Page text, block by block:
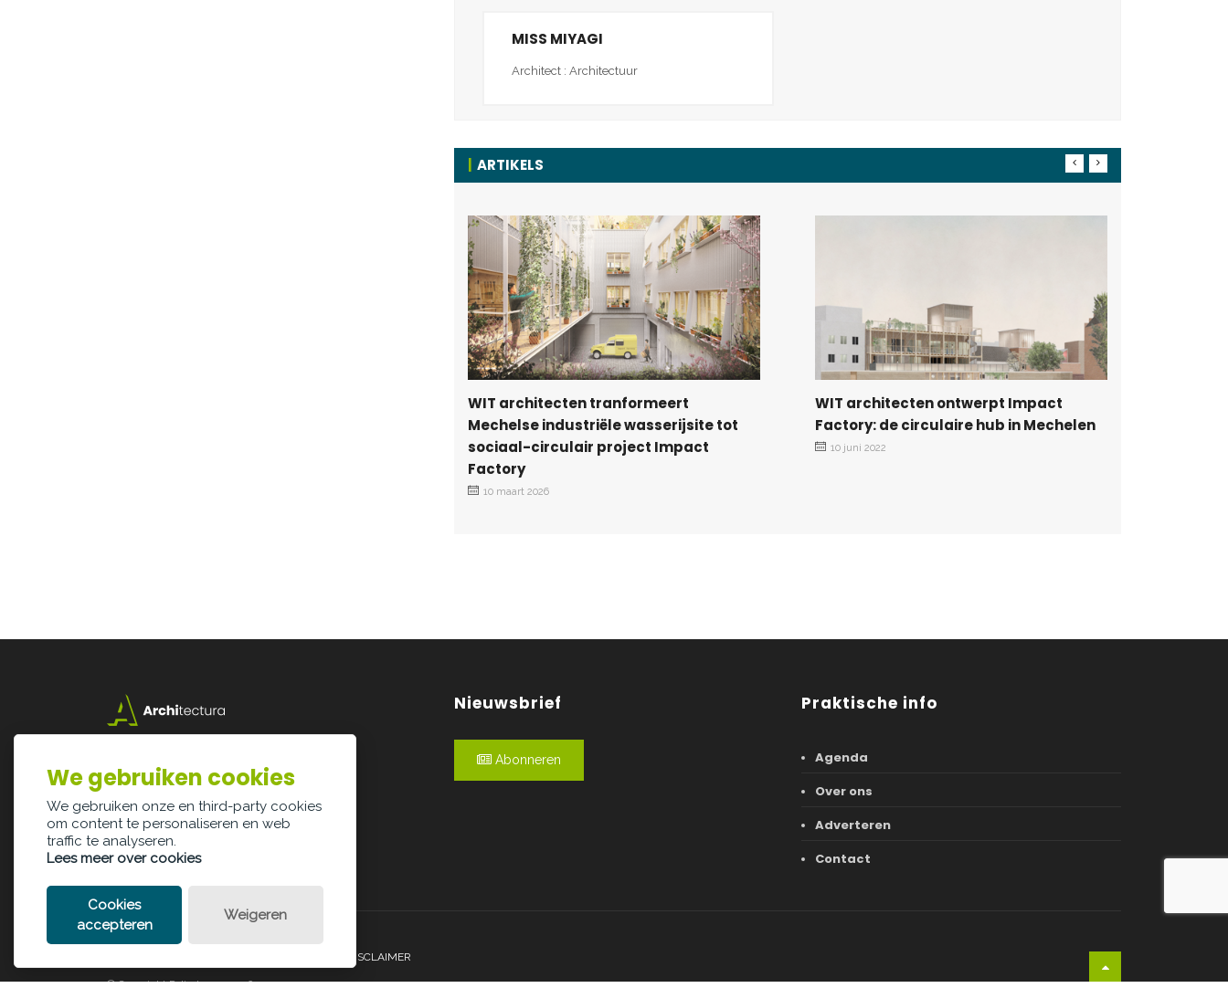
MISS MIYAGI
Architect : Architectuur
ARTIKELS
WIT architecten tranformeert
Mechelse industriële wasserijsite tot
sociaal-circulair project Impact
Factory
10 maart 2026
WIT architecten ontwerpt Impact
Factory: de circulaire hub in Mechelen
10 juni 2022
3500 Hasselt
info@architectura.be
Nieuwsbrief
Abonneren
Praktische info
Agenda
Over ons
Adverteren
Contact
LEGAL DISCLAIMER
© Copyright Palindroom 2026
We gebruiken cookies
We gebruiken onze en third-party cookies
om content te personaliseren en web
traffic te analyseren.
Lees meer over cookies
Cookies
accepteren
Weigeren